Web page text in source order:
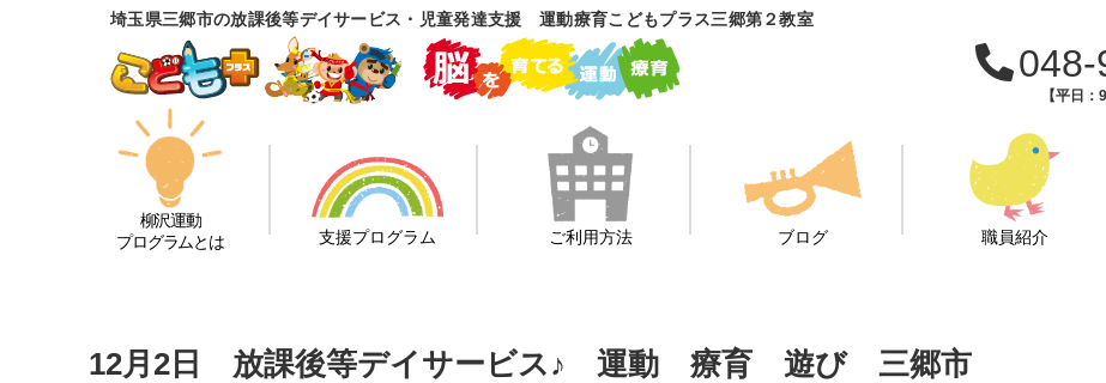
埼玉県三郷市の放課後等デイサービス・児童発達支援 運動療育こどもプラス三郷第２教室
【平日：
柳沢運動
プログラムとは
支援プログラム ご利用方法 ブログ 職員紹介
12月2日 放課後等デイサービス♪ 運動 療育 遊び 三郷市